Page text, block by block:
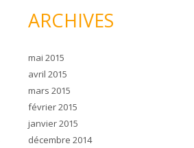
ARCHIVES
mai 2015
avril 2015
mars 2015
février 2015
janvier 2015
décembre 2014